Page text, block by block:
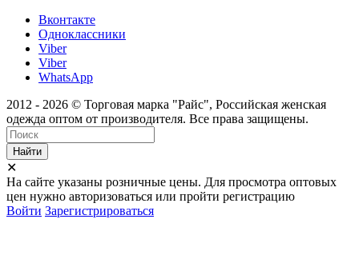
Вконтакте
Одноклассники
Viber
Viber
WhatsApp
2012 - 2026 © Торговая марка "Райс", Российская женская
одежда оптом от производителя. Все права защищены.
Найти
✕
На сайте указаны розничные цены. Для просмотра оптовых
цен нужно авторизоваться или пройти регистрацию
Войти Зарегистрироваться